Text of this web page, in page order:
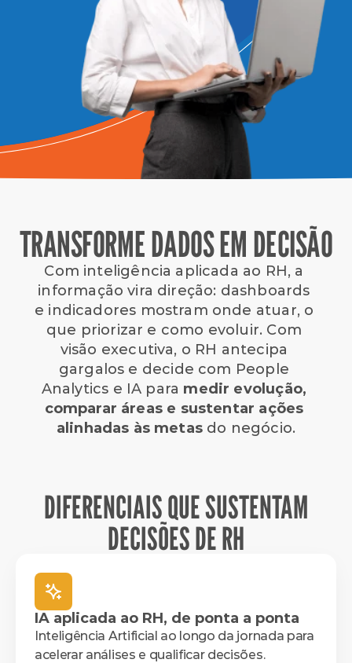
TRANSFORME DADOS EM DECISÃO
Com inteligência aplicada ao RH, a
informação vira direção: dashboards
e indicadores mostram onde atuar, o
que priorizar e como evoluir. Com
visão executiva, o RH antecipa
gargalos e decide com People
Analytics e IA para medir evolução,
comparar áreas e sustentar ações
alinhadas às metas do negócio.
DIFERENCIAIS QUE SUSTENTAM
DECISÕES DE RH
IA aplicada ao RH, de ponta a ponta
Inteligência Artificial ao longo da jornada para
acelerar análises e qualificar decisões.